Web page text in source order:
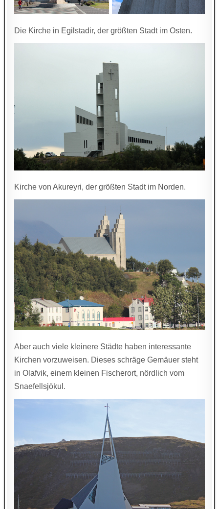
Die Kirche in Egilstadir, der größten Stadt im Osten.
Kirche von Akureyri, der größten Stadt im Norden.
Aber auch viele kleinere Städte haben interessante
Kirchen vorzuweisen. Dieses schräge Gemäuer steht
in Olafvik, einem kleinen Fischerort, nördlich vom
Snaefellsjökul.